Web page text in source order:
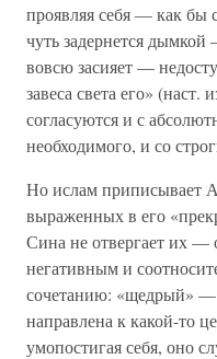
проявляя себя — как бы
чуть задернется
вовсю засияет —
завеса света его»
согласуются и с
необходимого, и со
Но ислам приписывает
выраженных в его
Сина не отвергает их —
негативным и
сочетанию: «щедрый» —
направлена к какой-то
умопостигая себя, оно